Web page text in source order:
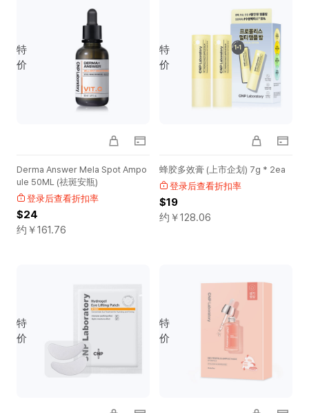
特
价
Derma Answer Mela Spot Ampo
ule 50ML (祛斑安瓶)
登录后查看折扣率
$24
约￥161.76
特
价
蜂胶多效膏 (上市企划) 7g * 2ea
登录后查看折扣率
$19
约￥128.06
特
价
特
价